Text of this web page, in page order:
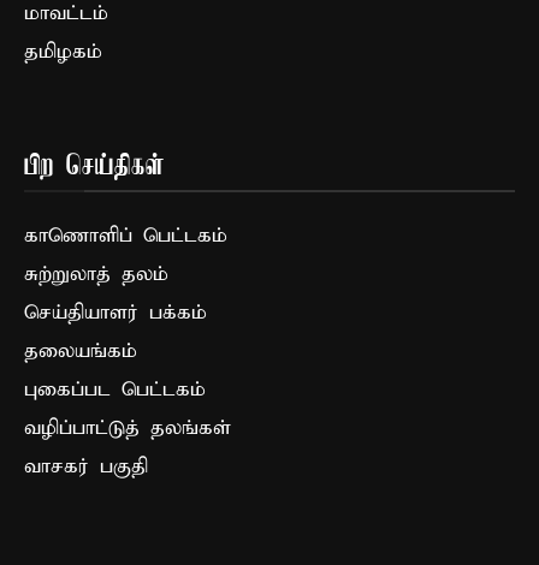
மாவட்டம்
தமிழகம்
பிற செய்திகள்
காணொளிப் பெட்டகம்
சுற்றுலாத் தலம்
செய்தியாளர் பக்கம்
தலையங்கம்
புகைப்பட பெட்டகம்
வழிப்பாட்டுத் தலங்கள்
வாசகர் பகுதி